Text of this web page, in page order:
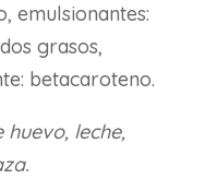
emulsionantes:
grasos,
betacaroteno.
leche,